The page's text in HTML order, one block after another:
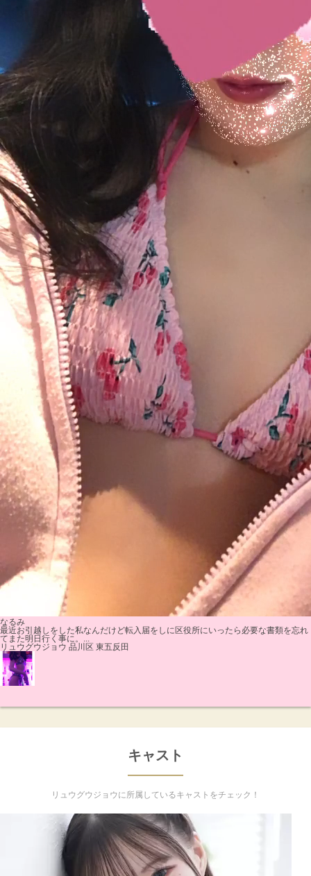
なるみ
最近お引越しをした私なんだけど転入届をしに区役所にいったら必要な書類を忘れ
てまた明日行く事に。...
リュウグウジョウ 品川区 東五反田
キャスト
リュウグウジョウに所属しているキャストをチェック！